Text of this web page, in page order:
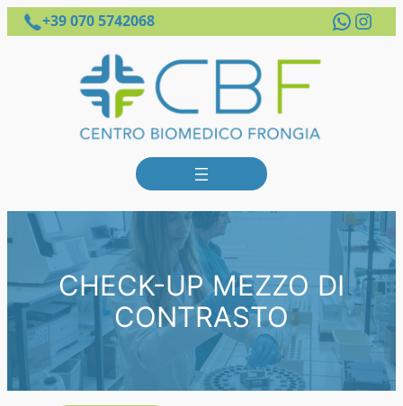
+39 070 5742068
CHECK-UP MEZZO DI
CONTRASTO